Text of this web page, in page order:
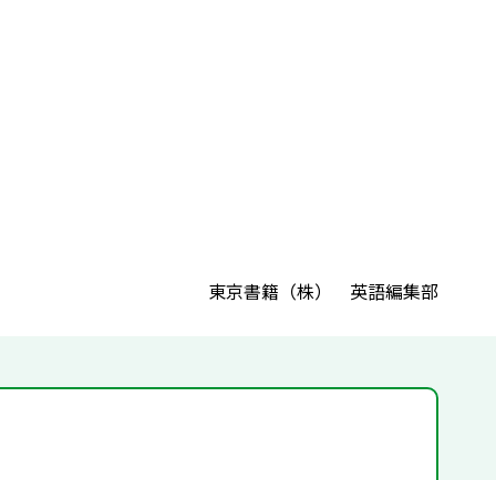
東京書籍（株） 英語編集部